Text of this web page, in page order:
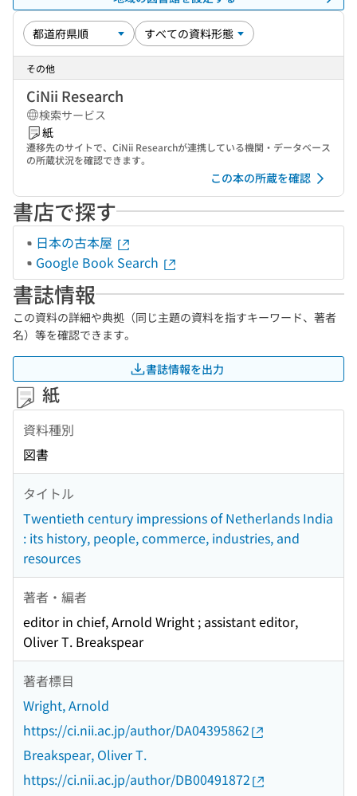
その他
CiNii Research
検索サービス
紙
遷移先のサイトで、CiNii Researchが連携している機関・データベース
の所蔵状況を確認できます。
この本の所蔵を確認
書店で探す
日本の古本屋
Google Book Search
書誌情報
この資料の詳細や典拠（同じ主題の資料を指すキーワード、著者
名）等を確認できます。
書誌情報を出力
紙
資料種別
図書
タイトル
Twentieth century impressions of Netherlands India
: its history, people, commerce, industries, and
resources
著者・編者
editor in chief, Arnold Wright ; assistant editor,
Oliver T. Breakspear
著者標目
Wright, Arnold
https://ci.nii.ac.jp/author/DA04395862
Breakspear, Oliver T.
https://ci.nii.ac.jp/author/DB00491872